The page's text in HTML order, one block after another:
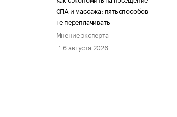
СПА и массажа: пять способов
не переплачивать
Мнение эксперта
6 августа 2026